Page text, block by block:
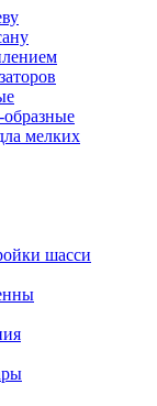
мелких
шасси